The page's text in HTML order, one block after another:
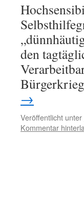
den
→
Veröffentlicht unter
Kommentar